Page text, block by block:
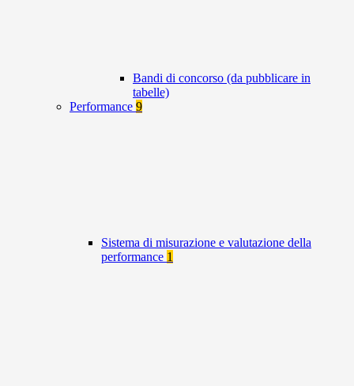
Bandi di concorso (da pubblicare in
tabelle)
Performance 9
Sistema di misurazione e valutazione della
performance 1